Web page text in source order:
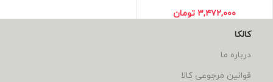
۳,۴۷۲,۰۰۰ تومان
کالکا
درباره ما
قوانین مرجوعی کالا